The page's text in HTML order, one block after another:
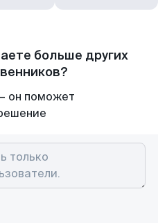
больше других
он поможет